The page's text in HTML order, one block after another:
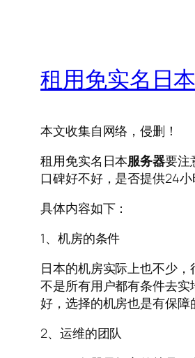
租用免实名日
本文收集自网络，侵删！
租用免实名日本服务器要注
口碑好不好，是否提供24
具体内容如下：
1、机房的条件
日本的机房实际上也不少
不是所有用户都有条件去
好，选择的机房也是有保障
2、运维的团队